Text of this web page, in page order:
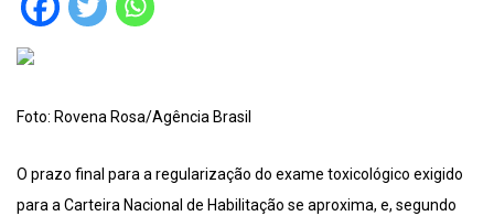
Foto: Rovena Rosa/Agência Brasil
O prazo final para a regularização do exame toxicológico exigido
para a Carteira Nacional de Habilitação se aproxima, e, segundo